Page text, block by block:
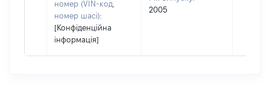
номер (VIN-код,
номер шасі):
[Конфіденційна
інформація]
2005